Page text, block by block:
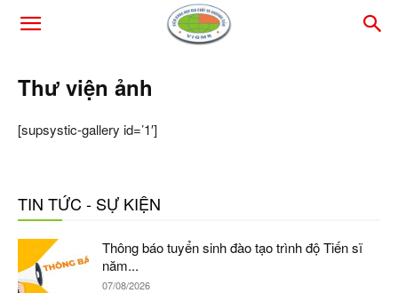
Thư viện ảnh
[supsystic-gallery id=’1′]
TIN TỨC - SỰ KIỆN
Thông báo tuyển sinh đào tạo trình độ Tiến sĩ
năm...
07/08/2026